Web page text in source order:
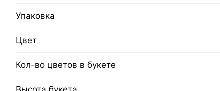
Упаковка
Цвет
Кол-во цветов в букете
Высота букета